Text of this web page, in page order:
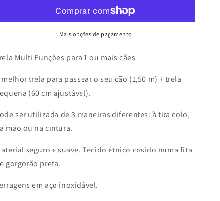
mais
Funções
mais
Mais opções de pagamento
Multi Funções para 1 ou mais cães
melhor trela para passear o seu cão (1,50 m) + trela
(60 cm ajustável).
ser utilizada de 3 maneiras diferentes: à tira colo,
mão ou na cintura.
seguro e suave. Tecido étnico cosido numa fita
gorgorão preta.
em aço inoxidável.